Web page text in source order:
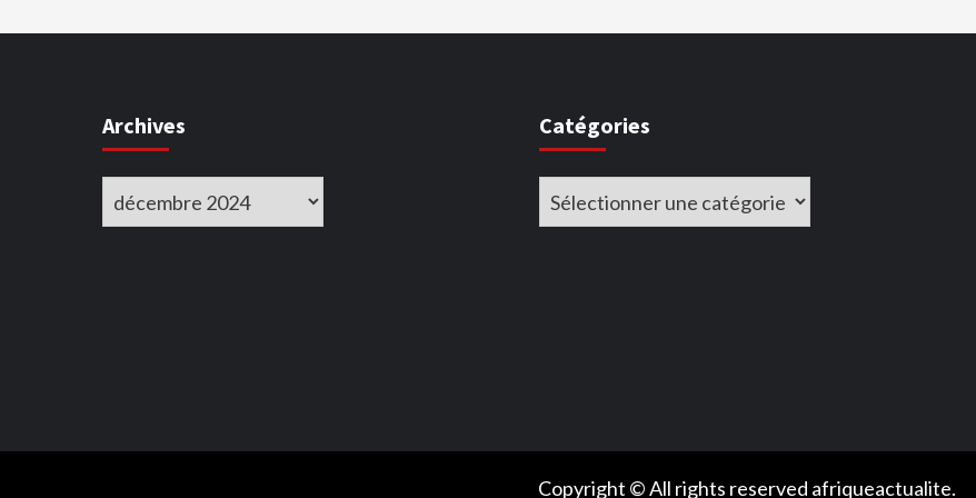
des
Archives
Archives
Catégories
Catégories
Copyright © All rights reserved afriqueactualite.